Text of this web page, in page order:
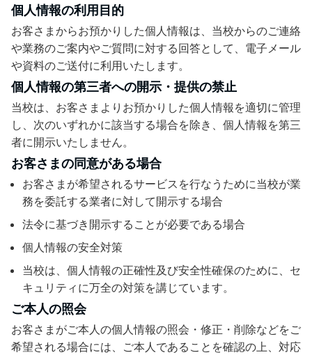
個人情報の利用目的
お客さまからお預かりした個人情報は、当校からのご連絡
や業務のご案内やご質問に対する回答として、電子メール
や資料のご送付に利用いたします。
個人情報の第三者への開示・提供の禁止
当校は、お客さまよりお預かりした個人情報を適切に管理
し、次のいずれかに該当する場合を除き、個人情報を第三
者に開示いたしません。
お客さまの同意がある場合
お客さまが希望されるサービスを行なうために当校が業
務を委託する業者に対して開示する場合
法令に基づき開示することが必要である場合
個人情報の安全対策
当校は、個人情報の正確性及び安全性確保のために、セ
キュリティに万全の対策を講じています。
ご本人の照会
お客さまがご本人の個人情報の照会・修正・削除などをご
希望される場合には、ご本人であることを確認の上、対応